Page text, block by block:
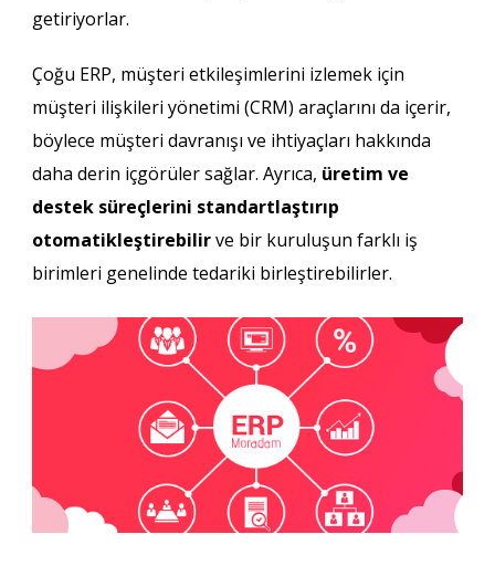
getiriyorlar.
Çoğu ERP, müşteri etkileşimlerini izlemek için
müşteri ilişkileri yönetimi (CRM) araçlarını da içerir,
böylece müşteri davranışı ve ihtiyaçları hakkında
daha derin içgörüler sağlar. Ayrıca, üretim ve
destek süreçlerini standartlaştırıp
otomatikleştirebilirve bir kuruluşun farklı iş
birimleri genelinde tedariki birleştirebilirler.